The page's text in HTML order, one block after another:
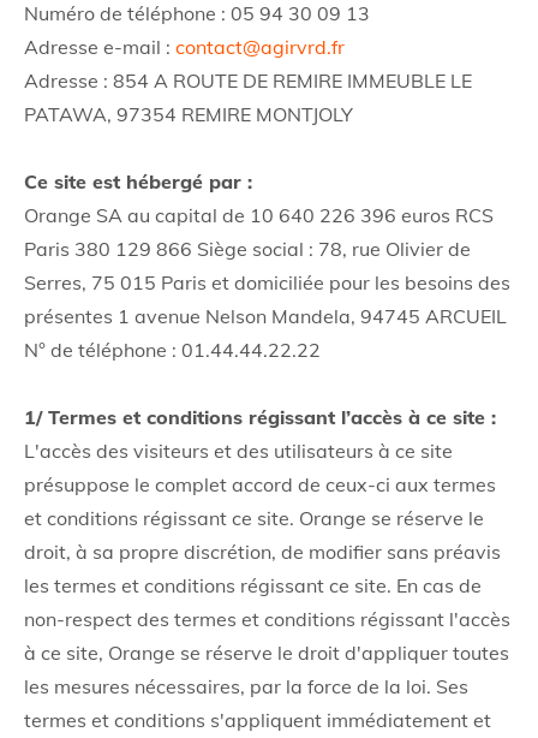
Numéro de téléphone : 05 94 30 09 13
Adresse e-mail : contact@agirvrd.fr
Adresse : 854 A ROUTE DE REMIRE IMMEUBLE LE
PATAWA, 97354 REMIRE MONTJOLY
Ce site est hébergé par :
Orange SA au capital de 10 640 226 396 euros RCS
Paris 380 129 866 Siège social : 78, rue Olivier de
Serres, 75 015 Paris et domiciliée pour les besoins des
présentes 1 avenue Nelson Mandela, 94745 ARCUEIL
N° de téléphone : 01.44.44.22.22
1/ Termes et conditions régissant l’accès à ce site :
L'accès des visiteurs et des utilisateurs à ce site
présuppose le complet accord de ceux-ci aux termes
et conditions régissant ce site. Orange se réserve le
droit, à sa propre discrétion, de modifier sans préavis
les termes et conditions régissant ce site. En cas de
non-respect des termes et conditions régissant l'accès
à ce site, Orange se réserve le droit d'appliquer toutes
les mesures nécessaires, par la force de la loi. Ses
termes et conditions s'appliquent immédiatement et